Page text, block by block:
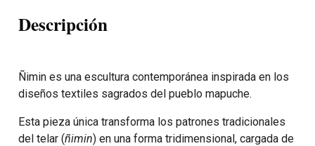
Descripción
Ñimin es una escultura contemporánea inspirada en los
diseños textiles sagrados del pueblo mapuche.
Esta pieza única transforma los patrones tradicionales
del telar (ñimin) en una forma tridimensional, cargada de